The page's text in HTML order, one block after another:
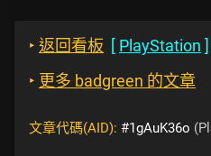
‣ 返回看板 [ PlayStation ]
‣ 更多 badgreen 的文章
文章代碼(AID): #1gAuK36o